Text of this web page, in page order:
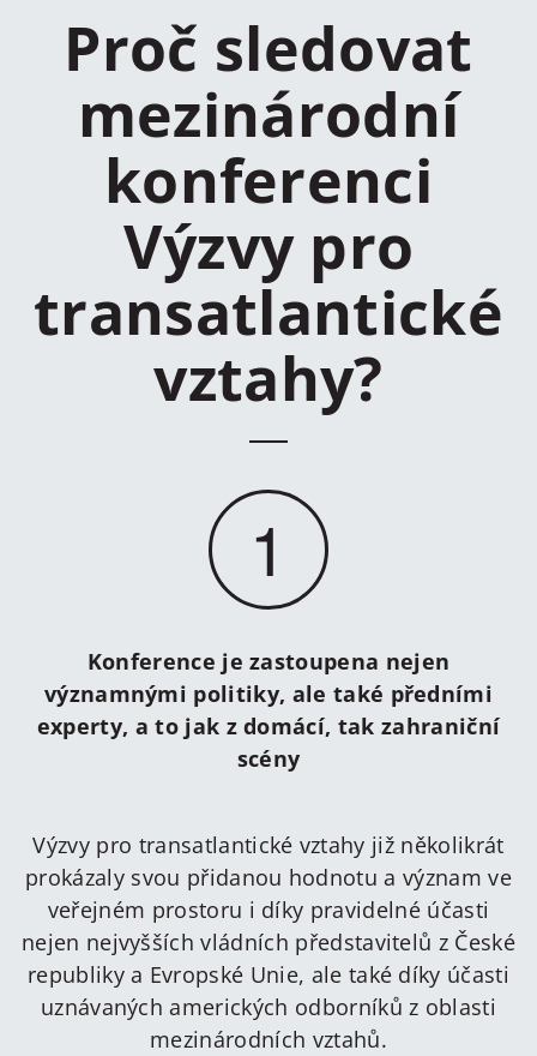
Proč sledovat
mezinárodní
konferenci
Výzvy pro
transatlantické
vztahy?
1
Konference je zastoupena nejen
významnými politiky, ale také předními
experty, a to jak z domácí, tak zahraniční
scény
Výzvy pro transatlantické vztahy již několikrát
prokázaly svou přidanou hodnotu a význam ve
veřejném prostoru i díky pravidelné účasti
nejen nejvyšších vládních představitelů z České
republiky a Evropské Unie, ale také díky účasti
uznávaných amerických odborníků z oblasti
mezinárodních vztahů.